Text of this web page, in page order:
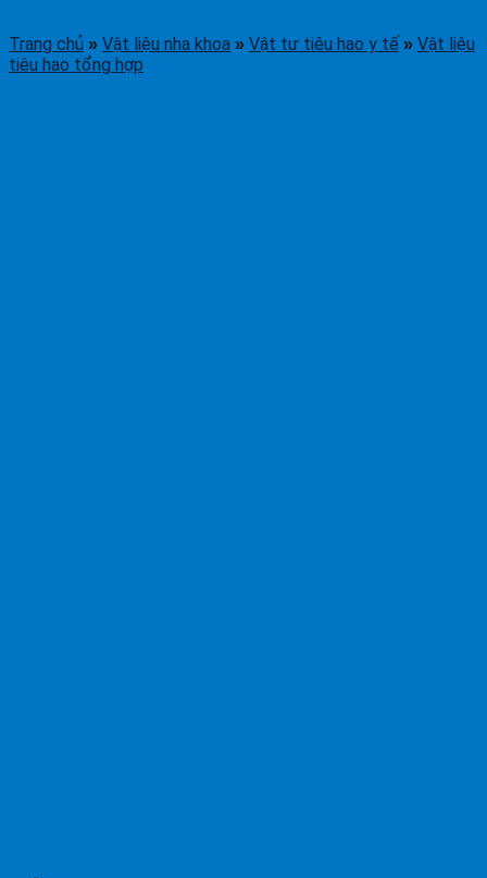
Trang chủ » Vật liệu nha khoa » Vật tư tiêu hao y tế » Vật liệu
tiêu hao tổng hợp